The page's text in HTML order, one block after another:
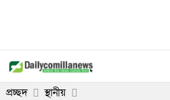
প্রচ্ছদ স্থানীয়